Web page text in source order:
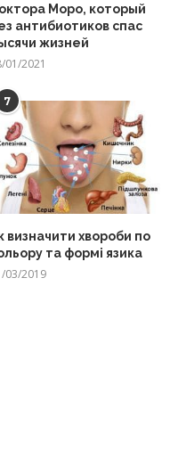
Моро, который
антибиотиков спас
жизней
01/2021
7
визначити хвороби по
та формі язика
03/2019